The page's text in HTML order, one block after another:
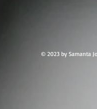
© 2023 by Samanta